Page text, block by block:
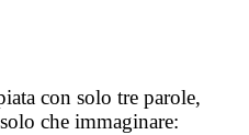
con solo tre parole,
che immaginare: